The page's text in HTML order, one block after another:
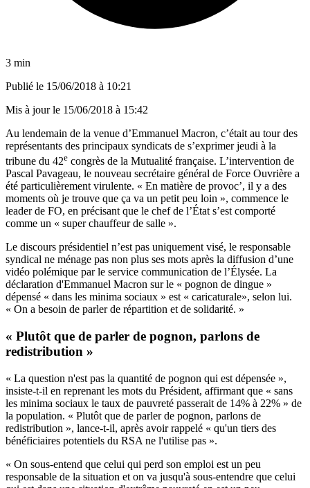
3 min
Publié le 15/06/2018 à 10:21
Mis à jour le 15/06/2018 à 15:42
Au lendemain de la venue d’Emmanuel Macron, c’était au tour des
représentants des principaux syndicats de s’exprimer jeudi à la
tribune du 42e congrès de la Mutualité française. L’intervention de
Pascal Pavageau, le nouveau secrétaire général de Force Ouvrière a
été particulièrement virulente. « En matière de provoc’, il y a des
moments où je trouve que ça va un petit peu loin », commence le
leader de FO, en précisant que le chef de l’État s’est comporté
comme un « super chauffeur de salle ».
Le discours présidentiel n’est pas uniquement visé, le responsable
syndical ne ménage pas non plus ses mots après la diffusion d’une
vidéo polémique par le service communication de l’Élysée. La
déclaration d'Emmanuel Macron sur le « pognon de dingue »
dépensé « dans les minima sociaux » est « caricaturale», selon lui.
« On a besoin de parler de répartition et de solidarité. »
« Plutôt que de parler de pognon, parlons de
redistribution »
« La question n'est pas la quantité de pognon qui est dépensée »,
insiste-t-il en reprenant les mots du Président, affirmant que « sans
les minima sociaux le taux de pauvreté passerait de 14% à 22% » de
la population. « Plutôt que de parler de pognon, parlons de
redistribution », lance-t-il, après avoir rappelé « qu'un tiers des
bénéficiaires potentiels du RSA ne l'utilise pas ».
« On sous-entend que celui qui perd son emploi est un peu
responsable de la situation et on va jusqu'à sous-entendre que celui